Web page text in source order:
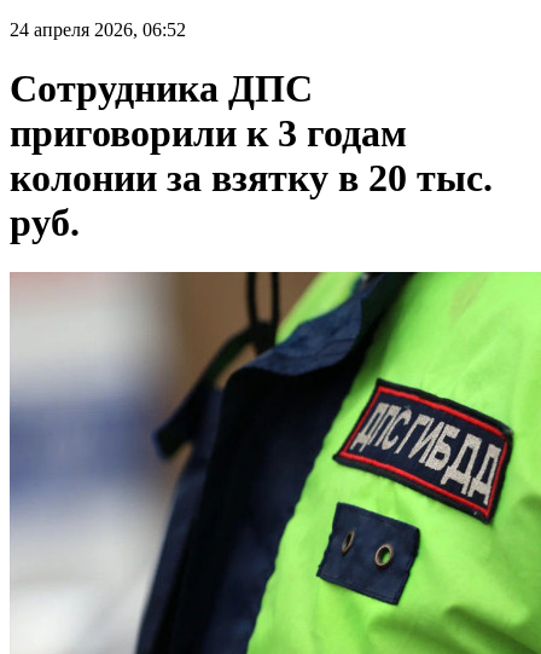
24 апреля 2026, 06:52
Сотрудника ДПС
приговорили к 3 годам
колонии за взятку в 20 тыс.
руб.